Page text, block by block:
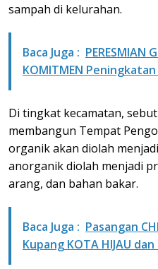
sampah di kelurahan.
Baca Juga : PERESMIAN
KOMITMEN
Di tingkat kecamatan,
membangun Tempat
organik akan diolah
anorganik diolah menjadi
arang, dan bahan bakar.
Baca Juga : Pasangan
Kupang KOTA HIJAU dan